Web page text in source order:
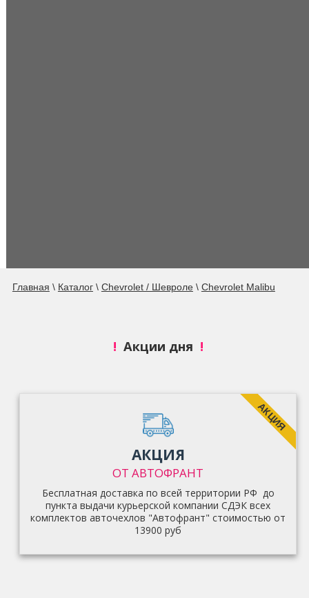
Главная \ Каталог \ Chevrolet / Шевроле \ Chevrolet Malibu
! Акции дня !
АКЦИЯ
ОТ АВТОФРАНТ
Бесплатная доставка по всей территории РФ до
пункта выдачи курьерской компании СДЭК всех
комплектов авточехлов "Автофрант" стоимостью от
13900 руб
АКЦИЯ